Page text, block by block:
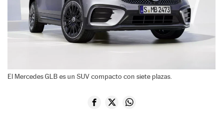
El Mercedes GLB es un SUV compacto con siete plazas.